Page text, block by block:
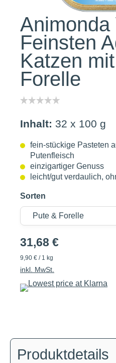
Animonda
Feinsten
Katzen
Forelle
Inhalt: 32 x 100 g
fein-stückige Pasteten
Putenfleisch
einzigartiger Genuss
leicht/gut verdaulich,
Sorten
31,68 €
9,90 € / 1 kg
inkl. MwSt.
Produktdetails